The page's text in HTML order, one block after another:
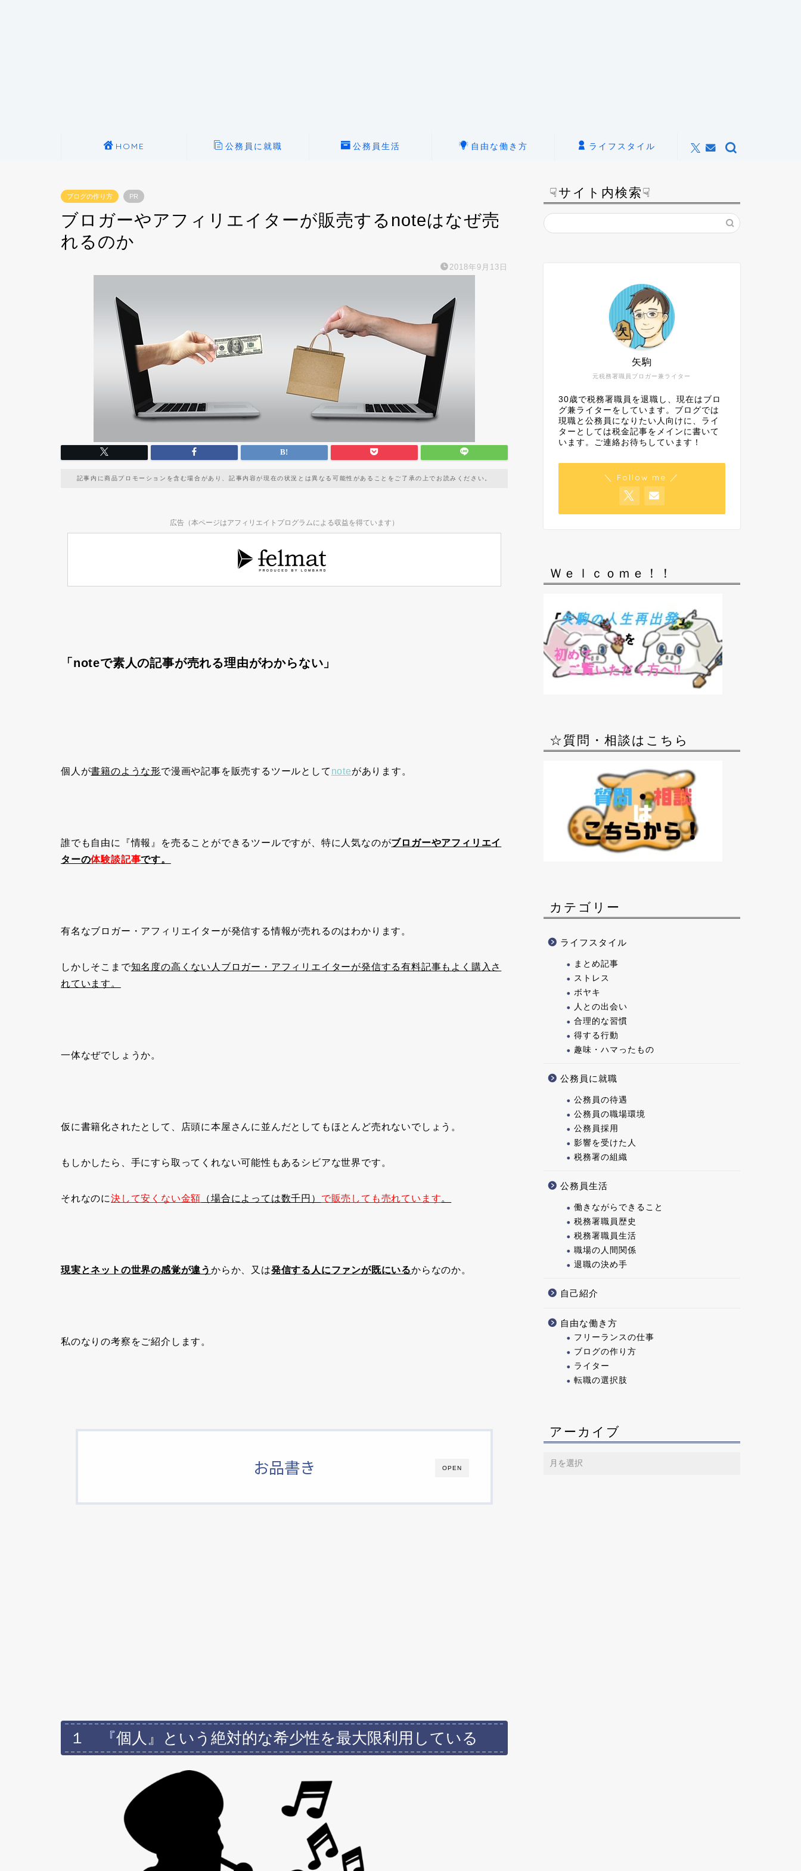
HOME 公務員に就職 公務員生活 自由な働き方 ライフスタイル
ブログの作り方 PR
ブロガーやアフィリエイターが販売するnoteはなぜ売
れるのか
2018年9月13日
記事内に商品プロモーションを含む場合があり、記事内容が現在の状況とは異なる可能性があることをご了承の上でお読みください。
広告（本ページはアフィリエイトプログラムによる収益を得ています）
「noteで素人の記事が売れる理由がわからない」
個人が書籍のような形で漫画や記事を販売するツールとして noteがあります。
誰でも自由に『情報』を売ることができるツールですが、特に人気なのがブロガーやアフィリエイ
ターの体験談記事です。
有名なブロガー・アフィリエイターが発信する情報が売れるのはわかります。
しかしそこまで知名度の高くない人ブロガー・アフィリエイターが発信する有料記事もよく購入さ
れています。
一体なぜでしょうか。
仮に書籍化されたとして、店頭に本屋さんに並んだとしてもほとんど売れないでしょう。
もしかしたら、手にすら取ってくれない可能性もあるシビアな世界です。
それなのに決して安くない金額 （場合によっては数千円） で販売しても売れています。
現実とネットの世界の感覚が違うからか、又は発信する人にファンが既にいるからなのか。
私のなりの考察をご紹介します。
OPEN
お品書き
１ 『個人』という絶対的な希少性を最大限利用している
☟サイト内検索☟
元税務署職員ブロガー兼ライター
矢駒
30歳で税務署職員を退職し、現在はブロ
グ兼ライターをしています。ブログでは
現職と公務員になりたい人向けに、ライ
ターとしては税金記事をメインに書いて
います。ご連絡お待ちしています！
＼ Follow me ／
Ｗｅｌｃｏｍｅ！！
☆質問・相談はこちら
カテゴリー
ライフスタイル
まとめ記事
ストレス
ボヤキ
人との出会い
合理的な習慣
得する行動
趣味・ハマったもの
公務員に就職
公務員の待遇
公務員の職場環境
公務員採用
影響を受けた人
税務署の組織
公務員生活
働きながらできること
税務署職員歴史
税務署職員生活
職場の人間関係
退職の決め手
自己紹介
自由な働き方
フリーランスの仕事
ブログの作り方
ライター
転職の選択肢
アーカイブ